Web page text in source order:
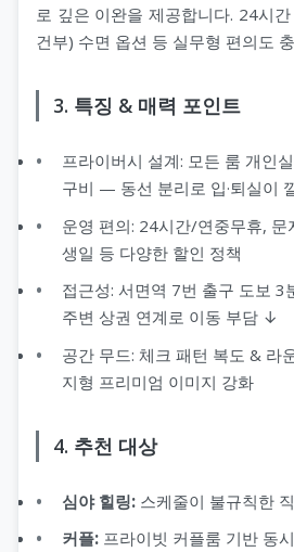
로 깊은 이완을 제공합니다. 24시
건부) 수면 옵션 등 실무형 편의도
3. 특징 & 매력 포인트
프라이버시 설계: 모든 룸 개인
구비 — 동선 분리로 입·퇴실이
운영 편의: 24시간/연중무휴, 문
생일 등 다양한 할인 정책
접근성: 서면역 7번 출구 도보 3
주변 상권 연계로 이동 부담 ↓
공간 무드: 체크 패턴 복도 &
지형 프리미엄 이미지 강화
4. 추천 대상
심야 힐링: 스케줄이 불규칙한
커플: 프라이빗 커플룸 기반 동